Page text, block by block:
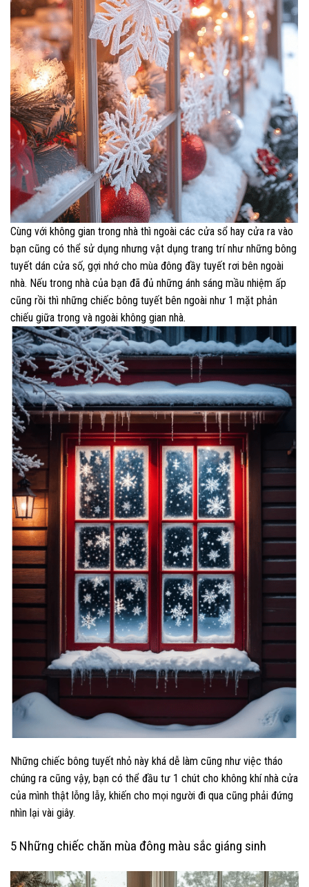
Cùng với không gian trong nhà thì ngoài các cửa sổ hay cửa ra vào
bạn cũng có thể sử dụng nhưng vật dụng trang trí như những bông
tuyết dán cửa số, gợi nhớ cho mùa đông đầy tuyết rơi bên ngoài
nhà. Nếu trong nhà của bạn đã đủ những ánh sáng mầu nhiệm ấp
cũng rồi thì những chiếc bông tuyết bên ngoài như 1 mặt phản
chiếu giữa trong và ngoài không gian nhà.
Những chiếc bông tuyết nhỏ này khá dễ làm cũng như việc tháo
chúng ra cũng vậy, bạn có thể đầu tư 1 chút cho không khí nhà cửa
của mình thật lỗng lẫy, khiến cho mọi người đi qua cũng phải đứng
nhìn lại vài giây.
5 Những chiếc chăn mùa đông màu sắc giáng sinh